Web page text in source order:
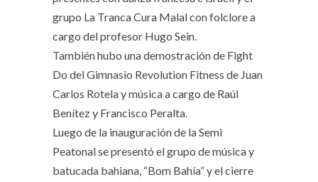
grupo La Tranca Cura Malal con folclore a
cargo del profesor Hugo Sein.
También hubo una demostración de Fight
Do del Gimnasio Revolution Fitness de Juan
Carlos Rotela y música a cargo de Raúl
Benítez y Francisco Peralta.
Luego de la inauguración de la Semi
Peatonal se presentó el grupo de música y
batucada bahiana, “Bom Bahía” y el cierre